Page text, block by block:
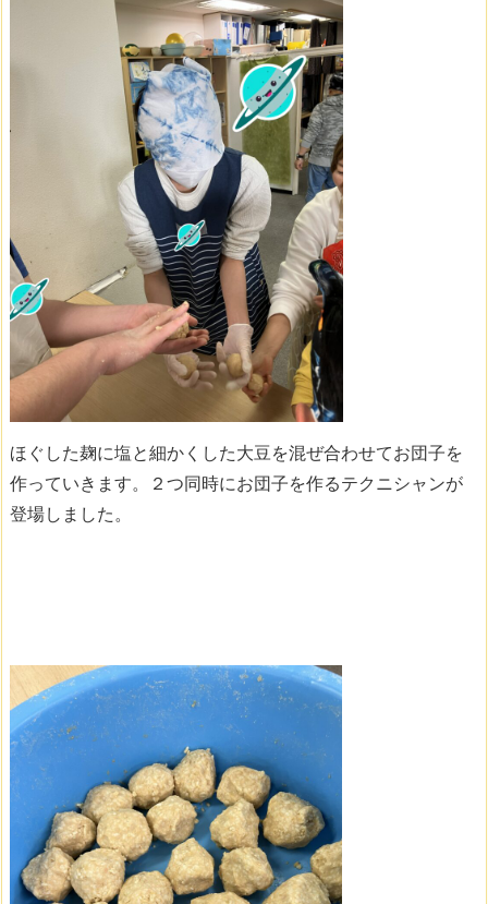
ほぐした麹に塩と細かくした大豆を混ぜ合わせてお団子を
作っていきます。２つ同時にお団子を作るテクニシャンが
登場しました。